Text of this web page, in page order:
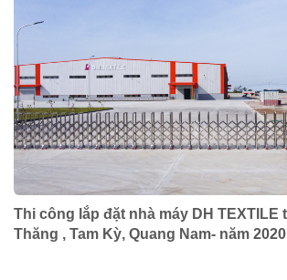
Thi công lắp đặt nhà máy DH TEXTILE tại KCN Tam
Thăng , Tam Kỳ, Quang Nam- năm 2020